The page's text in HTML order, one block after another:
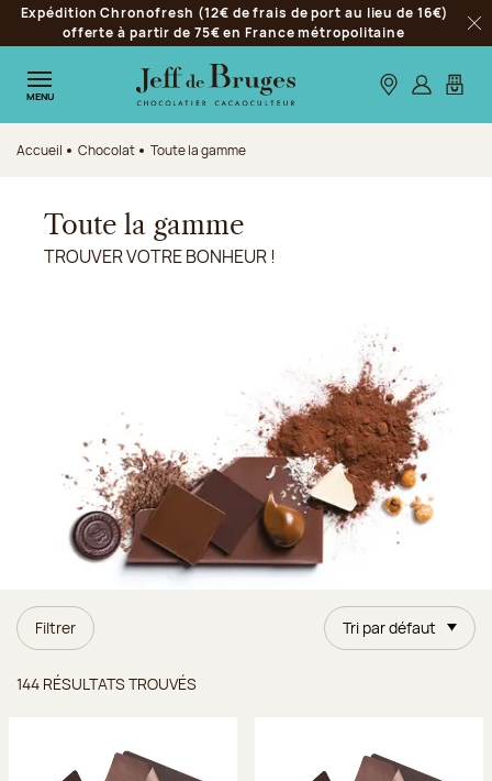
Aller à la navigation
Aller au contenu principal
Aller au pied de page
Expédition Chronofresh (12€ de frais de port au lieu de 16€)
offerte à partir de 75€ en France métropolitaine
MENU Nos boutiques
S’identifier
Mon
Accueil Chocolat Toute la gamme
Toute la gamme
TROUVER VOTRE BONHEUR !
Filtrer Tri par défaut
144 RÉSULTATS TROUVÉS